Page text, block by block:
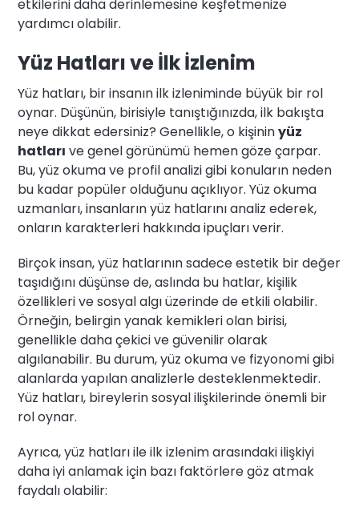
etkilerini daha derinlemesine keşfetmenize
yardımcı olabilir.
Yüz Hatları ve İlk İzlenim
Yüz hatları, bir insanın ilk izleniminde büyük bir rol
oynar. Düşünün, birisiyle tanıştığınızda, ilk bakışta
neye dikkat edersiniz? Genellikle, o kişininyüz
hatları ve genel görünümü hemen göze çarpar.
Bu, yüz okuma ve profil analizi gibi konuların neden
bu kadar popüler olduğunu açıklıyor. Yüz okuma
uzmanları, insanların yüz hatlarını analiz ederek,
onların karakterleri hakkında ipuçları verir.
Birçok insan, yüz hatlarının sadece estetik bir değer
taşıdığını düşünse de, aslında bu hatlar, kişilik
özellikleri ve sosyal algı üzerinde de etkili olabilir.
Örneğin, belirgin yanak kemikleri olan birisi,
genellikle daha çekici ve güvenilir olarak
algılanabilir. Bu durum, yüz okuma ve fizyonomi gibi
alanlarda yapılan analizlerle desteklenmektedir.
Yüz hatları, bireylerin sosyal ilişkilerinde önemli bir
rol oynar.
Ayrıca, yüz hatları ile ilk izlenim arasındaki ilişkiyi
daha iyi anlamak için bazı faktörlere göz atmak
faydalı olabilir: